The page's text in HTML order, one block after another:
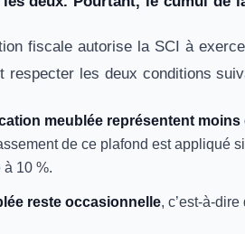
fiscale autorise la SCI à
respecter les deux conditions
meublée représentent
de ce plafond est appliqué
à 10 %.
reste occasionnelle, c’est-à-